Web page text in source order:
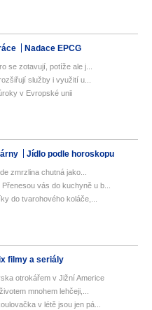
Nadace EPCG
se zotavují, potíže ale j...
služby i využití u...
v Evropské unii
Jídlo podle horoskopu
zmrzlina chutná jako...
vás do kuchyně u b...
do tvarohového koláče,...
filmy a seriály
otrokářem v Jižní Americe
mnohem lehčeji,...
v létě jsou jen pá...